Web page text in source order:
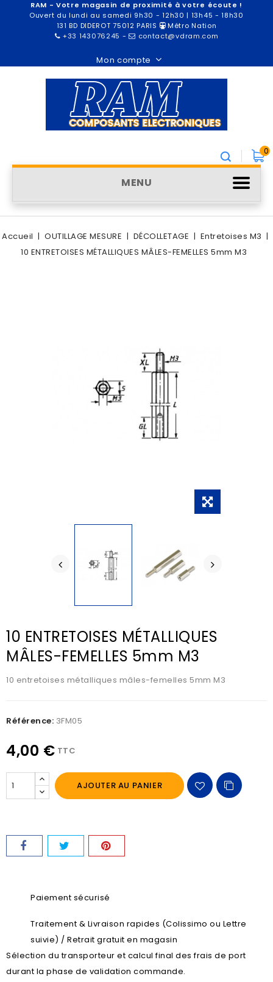
RAM - Votre magasin de proximité à votre écoute !
Ouvert du lundi au samedi 9h30 - 12h30 | 13h45 - 18h30
131 BD DIDEROT 75012 PARIS
Métro Nation
+33 143076245 - contact@vdram.com
Mon compte
0
MENU
Accueil OUTILLAGE MESURE DÉCOLLETAGE
Entretoises M3
10 ENTRETOISES MÉTALLIQUES MÂLES-FEMELLES 5mm M3
10 ENTRETOISES MÉTALLIQUES
MÂLES-FEMELLES 5mm M3
10 entretoises métalliques mâles-femelles 5mm M3
Référence: 3FM05
4,00 € TTC
AJOUTER AU PANIER
Paiement sécurisé
Traitement & Livraison rapides (Colissimo ou Lettre
suivie) / Retrait gratuit en magasin
Sélection du transporteur et calcul final des frais de port
durant la phase de validation commande.